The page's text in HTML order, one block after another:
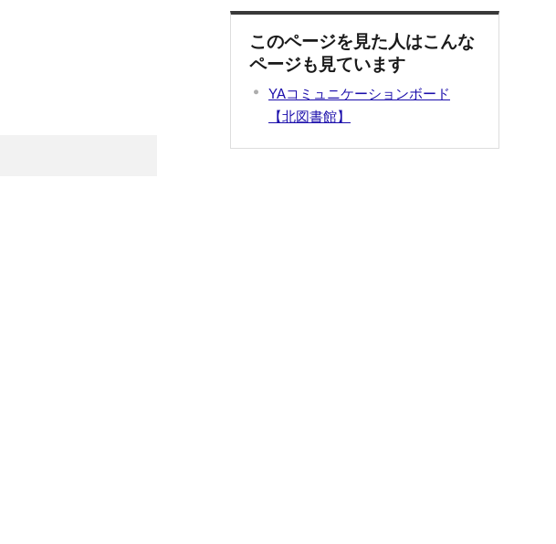
このページを見た人はこんな
ページも見ています
YAコミュニケーションボード
【北図書館】